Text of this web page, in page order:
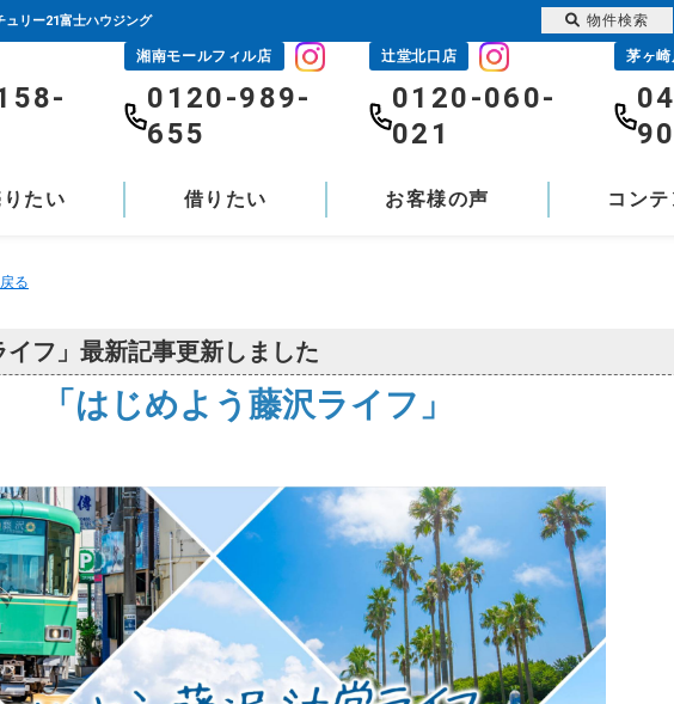
リー21富士ハウジング
湘南モールフィル店
0120-989-
655
辻堂北口店
0120-060-
021
茅ヶ崎
たい 借りたい お客様の声 コンテ
る
イフ」最新記事更新しました
「はじめよう藤沢ライフ」
物件検索